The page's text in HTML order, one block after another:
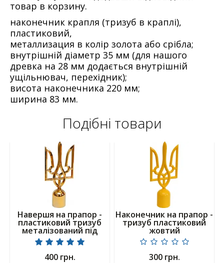
товар в корзину.
наконечник крапля (тризуб в краплі),
пластиковий,
металлизация в колір золота або срібла;
внутрішній діаметр 35 мм (для нашого
древка на 28 мм додається внутрішній
ущільнювач, перехідник);
висота наконечника 220 мм;
ширина 83 мм.
Подібні товари
Навершя на прапор -
пластиковий тризуб
металізований під
золото
400 грн.
Наконечник на прапор -
тризуб пластиковий
жовтий
300 грн.